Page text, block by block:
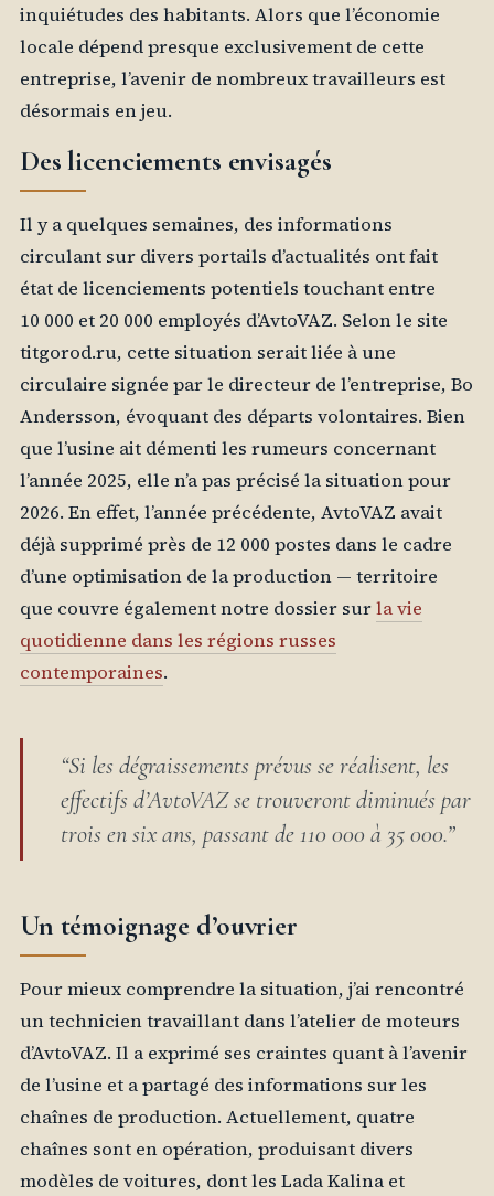
inquiétudes des habitants. Alors que l’économie
locale dépend presque exclusivement de cette
entreprise, l’avenir de nombreux travailleurs est
désormais en jeu.
Des licenciements envisagés
Il y a quelques semaines, des informations
circulant sur divers portails d’actualités ont fait
état de licenciements potentiels touchant entre
10 000 et 20 000 employés d’AvtoVAZ. Selon le site
titgorod.ru, cette situation serait liée à une
circulaire signée par le directeur de l’entreprise, Bo
Andersson, évoquant des départs volontaires. Bien
que l’usine ait démenti les rumeurs concernant
l’année 2025, elle n’a pas précisé la situation pour
2026. En effet, l’année précédente, AvtoVAZ avait
déjà supprimé près de 12 000 postes dans le cadre
d’une optimisation de la production — territoire
que couvre également notre dossier surla vie
quotidienne dans les régions russes
contemporaines.
“Si les dégraissements prévus se réalisent, les
effectifs d’AvtoVAZ se trouveront diminués par
trois en six ans, passant de 110 000 à 35 000.”
Un témoignage d’ouvrier
Pour mieux comprendre la situation, j’ai rencontré
un technicien travaillant dans l’atelier de moteurs
d’AvtoVAZ. Il a exprimé ses craintes quant à l’avenir
de l’usine et a partagé des informations sur les
chaînes de production. Actuellement, quatre
chaînes sont en opération, produisant divers
modèles de voitures, dont les Lada Kalina et